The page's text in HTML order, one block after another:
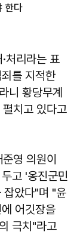
한다
처리라는 표
를 지적한
니 황당무계
치고 있다고
영 의원이
고 '옹진군민
잡았다"며 "윤
어깃장을
극치"라고